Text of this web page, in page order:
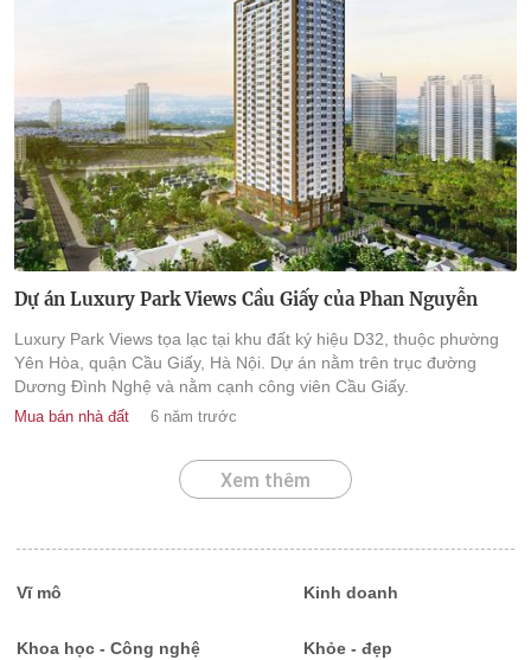
Dự án Luxury Park Views Cầu Giấy của Phan Nguyễn
Luxury Park Views tọa lạc tại khu đất ký hiệu D32, thuộc phường
Yên Hòa, quận Cầu Giấy, Hà Nội. Dự án nằm trên trục đường
Dương Đình Nghệ và nằm cạnh công viên Cầu Giấy.
Mua bán nhà đất 6 năm trước
Xem thêm
Vĩ mô Kinh doanh
Khoa học - Công nghệ Khỏe - đẹp